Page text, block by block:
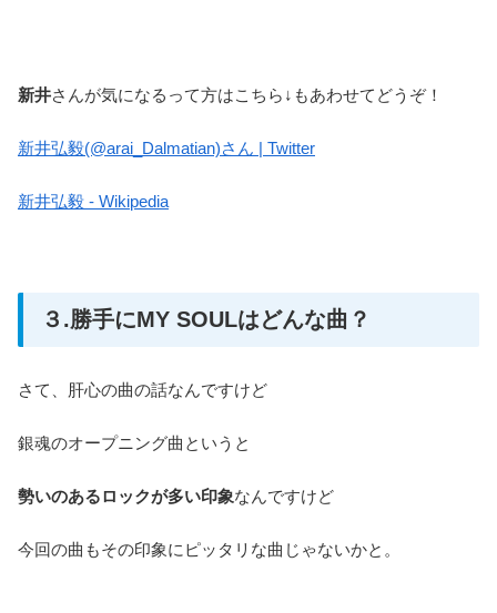
新井さんが気になるって方はこちら↓もあわせてどうぞ！
新井弘毅(@arai_Dalmatian)さん | Twitter
新井弘毅 - Wikipedia
３.勝手にMY SOULはどんな曲？
さて、肝心の曲の話なんですけど
銀魂のオープニング曲というと
勢いのあるロックが多い印象なんですけど
今回の曲もその印象にピッタリな曲じゃないかと。